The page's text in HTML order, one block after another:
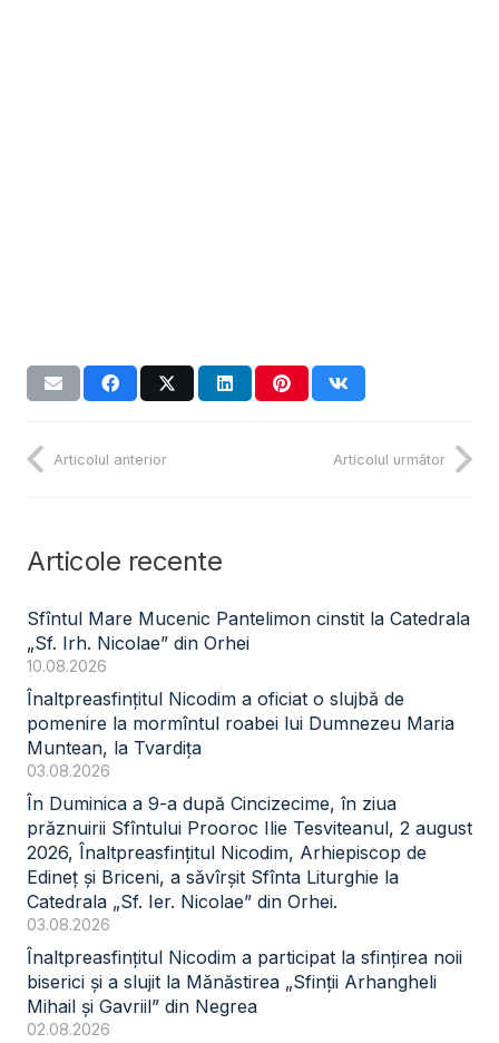
Articolul anterior Articolul următor
Articole recente
Sfîntul Mare Mucenic Pantelimon cinstit la Catedrala
„Sf. Irh. Nicolae” din Orhei
10.08.2026
Înaltpreasfințitul Nicodim a oficiat o slujbă de
pomenire la mormîntul roabei lui Dumnezeu Maria
Muntean, la Tvardița
03.08.2026
În Duminica a 9-a după Cincizecime, în ziua
prăznuirii Sfîntului Prooroc Ilie Tesviteanul, 2 august
2026, Înaltpreasfințitul Nicodim, Arhiepiscop de
Edineț și Briceni, a săvîrșit Sfînta Liturghie la
Catedrala „Sf. Ier. Nicolae” din Orhei.
03.08.2026
Înaltpreasfințitul Nicodim a participat la sfințirea noii
biserici și a slujit la Mănăstirea „Sfinții Arhangheli
Mihail și Gavriil” din Negrea
02.08.2026